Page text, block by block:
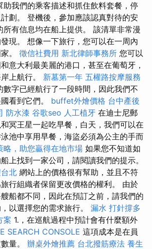
助我們的乘客描述和抓住飲料套餐，停
劃。 登機後，參加應該認真對待的安
所有信息均在船上提供。 該清單非常漫
現。 想像一下旅行，您可以在一周內
。 徵信社費用 新北律師事務所 您可以
意大利最美麗的港口，甚至在葡萄牙，
上航行。 新墓第一年 五權路按摩服務
數字已經航行了一段時間，因此我們不
看到它們。 buffet外燴價格 台中產後
防水漆 谷歌seo 人工植牙 在迪士尼郵
冥王星一起吃早餐，白天，我們可以在
池中享用早餐，海盜必須為公主的手而
略，助您贏得在地市場 如果您不知道如
上找到一家公司，請閱讀我們的提示。
北 網站上的價格很有幫助，並且不符
行組織者保留更改價格的權利。 由於
船都不同，因此在預訂之前，請我們的
以選擇您的需求旅行。 漏水 打針撐多
案 1.，在巡航過程中預計會有什麼額外
SEARCH CONSOLE 這項成本是在員
量。 辦桌外燴推薦 台北撥筋療法 養生